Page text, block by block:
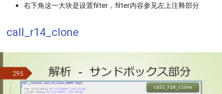
右下角这一大块是设置filter，filter内容参见左上注释部分
call_r14_clone